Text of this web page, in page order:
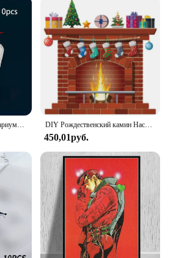
Водяные растения для аквариума с фиксированным основанием, посадочная раковина, украшения для аквариума, керамическое кольцо, крепежный горшок для водных растений в горошек DIY Рождественский камин Настенный декор наклейка искусственный камин с наклейкой для комнаты кухни наклейка в форме пламени 50x70 см
450,01руб.